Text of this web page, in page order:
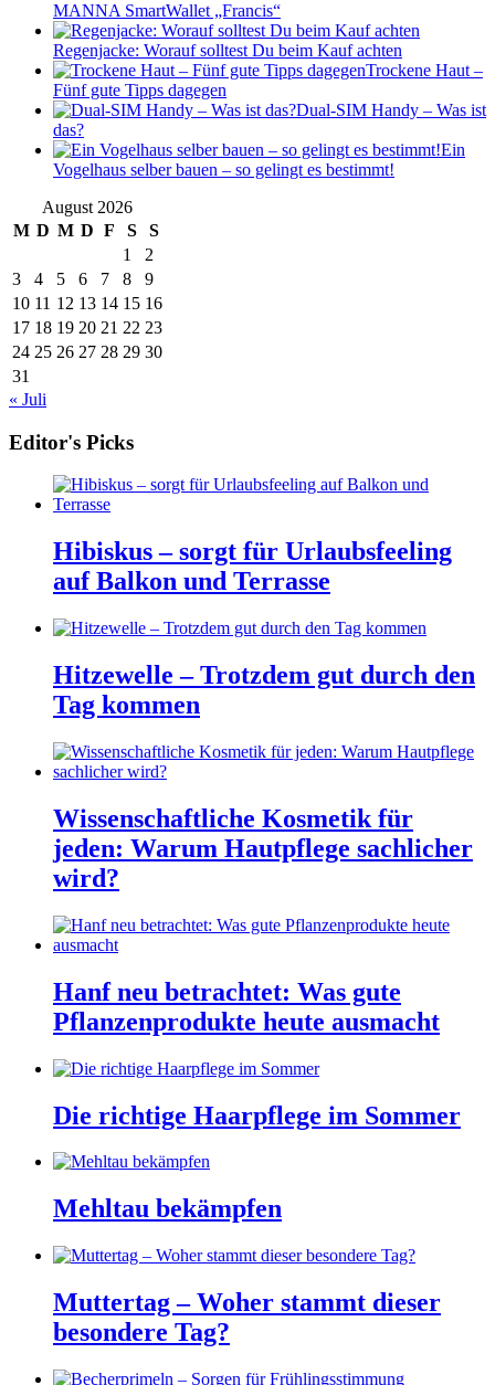
MANNA SmartWallet „Francis“
Regenjacke: Worauf solltest Du beim Kauf achten
Trockene Haut –
Fünf gute Tipps dagegen
Dual-SIM Handy – Was ist
das?
Ein
Vogelhaus selber bauen – so gelingt es bestimmt!
August 2026
M D M D F S
S
1
2
3
4 5 6 7 8
9
10 11 12 13 14 15 16
17 18 19 20 21 22 23
24 25 26 27 28 29 30
31
« Juli
Editor's Picks
Hibiskus – sorgt für Urlaubsfeeling
auf Balkon und Terrasse
Hitzewelle – Trotzdem gut durch den
Tag kommen
Wissenschaftliche Kosmetik für
jeden: Warum Hautpflege sachlicher
wird?
Hanf neu betrachtet: Was gute
Pflanzenprodukte heute ausmacht
Die richtige Haarpflege im Sommer
Mehltau bekämpfen
Muttertag – Woher stammt dieser
besondere Tag?